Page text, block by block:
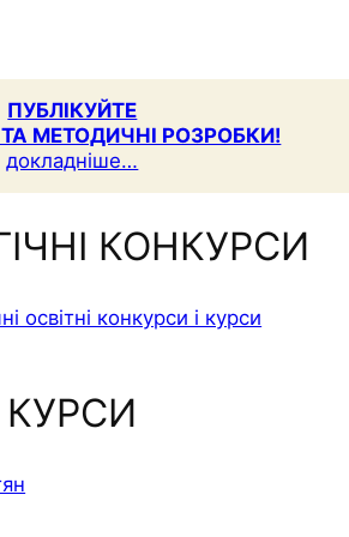
ПУБЛІКУЙТЕ
ТА МЕТОДИЧНІ РОЗРОБКИ!
докладніше…
КОНКУРСИ
КУРСИ